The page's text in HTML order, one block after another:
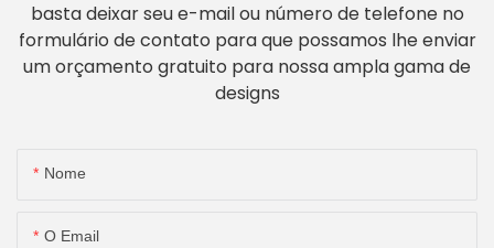
basta deixar seu e-mail ou número de telefone no
formulário de contato para que possamos lhe enviar
um orçamento gratuito para nossa ampla gama de
designs
Nome
O Email